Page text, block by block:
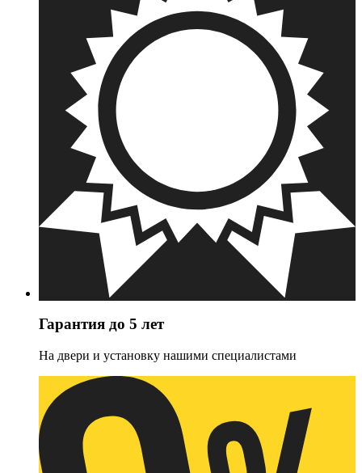
Гарантия до 5 лет
На двери и установку нашими специалистами